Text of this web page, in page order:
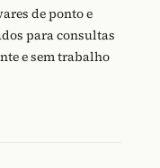
de ponto e
para consultas
e sem trabalho